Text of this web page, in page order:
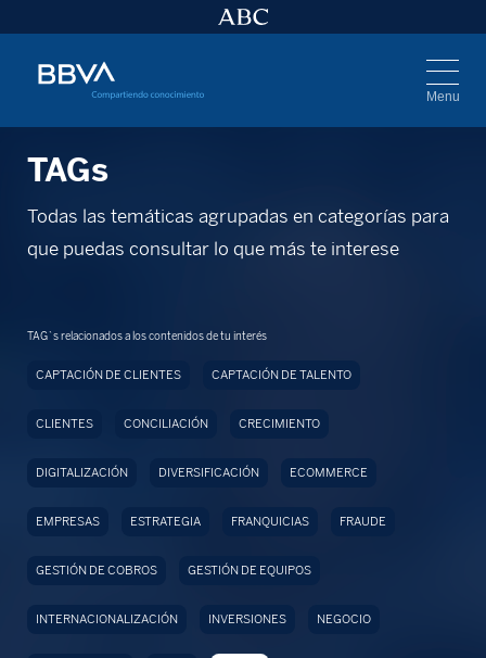
Menu
TAGs
Todas las temáticas agrupadas en categorías para
que puedas consultar lo que más te interese
TAG`s relacionados a los contenidos de tu interés
CAPTACIÓN DE CLIENTES CAPTACIÓN DE TALENTO
CLIENTES CONCILIACIÓN CRECIMIENTO
DIGITALIZACIÓN DIVERSIFICACIÓN ECOMMERCE
EMPRESAS ESTRATEGIA FRANQUICIAS FRAUDE
GESTIÓN DE COBROS GESTIÓN DE EQUIPOS
INTERNACIONALIZACIÓN INVERSIONES NEGOCIO